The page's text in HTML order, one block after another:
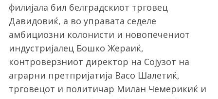
филијала бил белградскиот трговец
Давидовиќ, а во управата седеле
амбициозни колонисти и новопечениот
индустријалец Бошко Жераиќ,
контроверзниот директор на Сојузот на
аграрни претпријатија Васо Шалетиќ,
трговецот и политичар Милан Чемерикиќ и